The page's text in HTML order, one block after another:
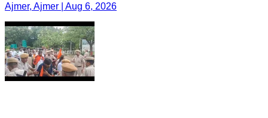
Ajmer, Ajmer | Aug 6, 2026